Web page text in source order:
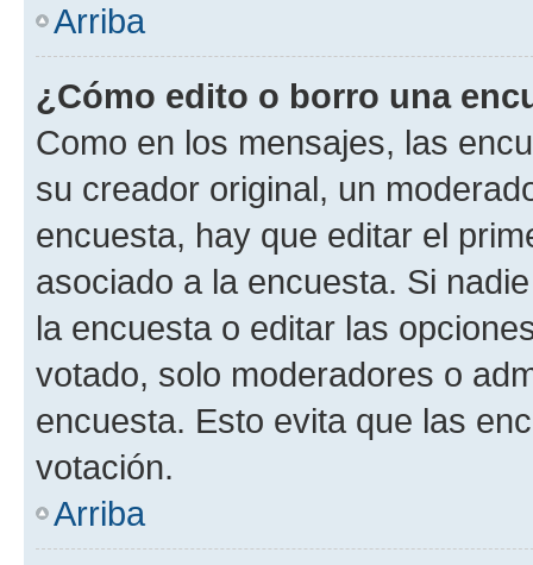
Arriba
¿Cómo edito o borro una
Como en los mensajes, las
su creador original, un
encuesta, hay que editar el
asociado a la encuesta. Si
la encuesta o editar las
votado, solo moderadores o
encuesta. Esto evita que las
votación.
Arriba